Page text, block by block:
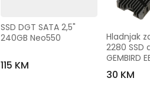
SSD DGT SATA 2,5"
240GB Neo550
115 KM
Hladnjak
2280 SSD
GEMBIRD
30 KM